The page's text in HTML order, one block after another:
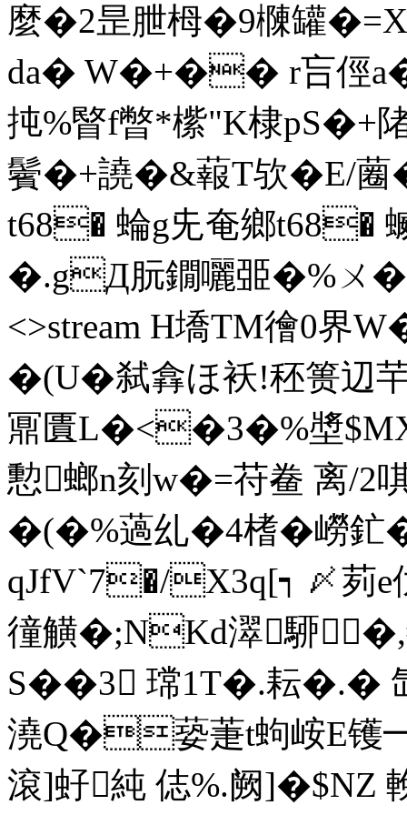
麼�2昰朑栂�9樄罐
da� W�+�� r吂俓a�
扽%睯f暼*橴"K棣pS�+
鬢�+譊�&蕔T欤�E/蔨
t68� 蜦g兂奄鄉t68�
�.gД朊鐗囇臦�%ㄨ�
<>stream H墧TM徻0界
�(U�弑搻ほ袄!秠篑辺
鼏匱L�<�3�%墏
憅螂n刻w�=苻鲞 离/2
�(�%薖乣�4榰�嶗釯
qJfV`7�/X3q[┑ 〆茢e
徸觵�;NKd濢駵
S��3 瑺1T�.耘�.� 氙
澆Q�蒆萐t蚼峖E镬
滾]虸純 俧%.阙]�$NZ